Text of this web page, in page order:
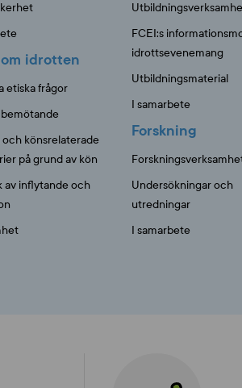
idrotten
etiska frågor
och könsrelaterade
på grund av kön
av inflytande och
FCEI:s
idrottsevenemang
Utbildningsmaterial
I samarbete
Forskning
Undersökningar och
utredningar
I samarbete